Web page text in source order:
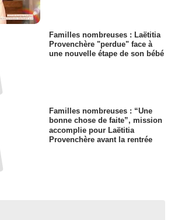
Familles nombreuses : Laëtitia
Provenchère "perdue" face à
une nouvelle étape de son bébé
Familles nombreuses : “Une
bonne chose de faite”, mission
accomplie pour Laëtitia
Provenchère avant la rentrée